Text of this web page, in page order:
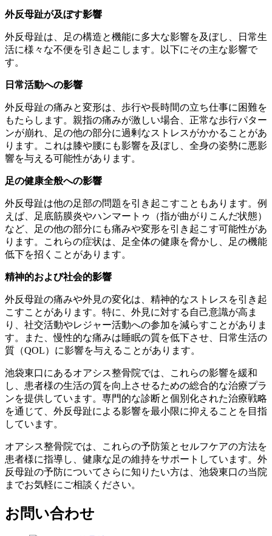
外反母趾が及ぼす影響
外反母趾は、足の構造と機能に多大な影響を及ぼし、日常生
活に様々な不便を引き起こします。以下にその主な影響で
す。
日常活動への影響
外反母趾の痛みと変形は、歩行や長時間の立ち仕事に困難を
もたらします。親指の痛みが激しい場合、正常な歩行パター
ンが崩れ、足の他の部分に過剰なストレスがかかることがあ
ります。これは膝や腰にも影響を及ぼし、全身の姿勢に悪影
響を与える可能性があります。
足の健康全般への影響
外反母趾は他の足部の問題を引き起こすこともあります。例
えば、足底筋膜炎やハンマートゥ（指が曲がりこんだ状態）
など、足の他の部分にも痛みや変形を引き起こす可能性があ
ります。これらの症状は、足全体の健康を脅かし、足の機能
低下を招くことがあります。
精神的および社会的影響
外反母趾の痛みや外見の変化は、精神的なストレスを引き起
こすことがあります。特に、外見に対する自己意識が高ま
り、社交活動やレジャー活動への参加を減らすことがありま
す。また、慢性的な痛みは睡眠の質を低下させ、日常生活の
質（QOL）に影響を与えることがあります。
池袋東口にあるオアシス整骨院では、これらの影響を緩和
し、患者様の生活の質を向上させるための総合的な治療プラ
ンを提供しています。専門的な診断と個別化された治療戦略
を通じて、外反母趾による影響を最小限に抑えることを目指
しています。
オアシス整骨院では、これらの予防策とセルフケアの方法を
患者様に指導し、健康な足の維持をサポートしています。外
反母趾の予防についてさらに知りたい方は、池袋東口の当院
までお気軽にご相談ください。
お問い合わせ